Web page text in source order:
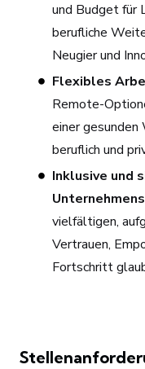
und Budget für
berufliche
Neugier und
Flexibles
Remote-
einer gesunden
beruflich und
Inklusive und
vielfältigen,
Vertrauen,
Fortschritt